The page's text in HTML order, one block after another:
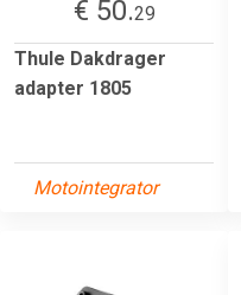
€ 50.29
Thule Dakdrager
adapter 1805
Motointegrator